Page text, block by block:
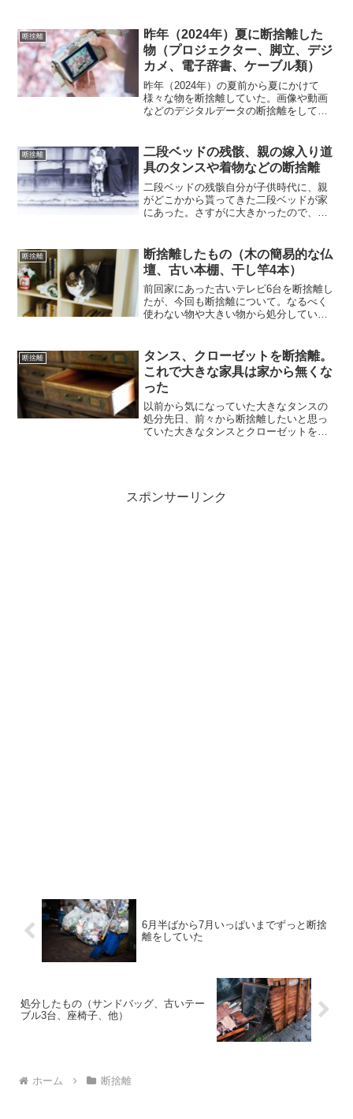
つれて不使用PCの存在感が大きくなって
いった。だいたい皆...
断捨離
昨年（2024年）夏に断捨離した
物（プロジェクター、脚立、デジ
カメ、電子辞書、ケーブル類）
昨年（2024年）の夏前から夏にかけて
様々な物を断捨離していた。画像や動画
などのデジタルデータの断捨離をしてい
処分したもの（サンドバッグ、古いテー
ブル3台、座椅子、他...
断捨離
二段ベッドの残骸、親の嫁入り道
具のタンスや着物などの断捨離
二段ベッドの残骸自分が子供時代に、親
がどこかから貰ってきた二段ベッドが家
にあった。さすがに大きかったので、車
来ていたため、折り畳めるノコギリを買
ってきて、バラした二段ベ...
断捨離
断捨離したもの（木の簡易的な仏
壇、古い本棚、干し竿4本）
前回家にあった古いテレビ6台を断捨離し
たが、今回も断捨離について。なるべく
使わない物や大きい物から処分してい
掛かった。仏壇と言っても仏具専門店に
売っているような観音開き...
断捨離
タンス、クローゼットを断捨離。
これで大きな家具は家から無くな
った
以前から気になっていた大きなタンスの
処分先日、前々から断捨離したいと思っ
ていた大きなタンスとクローゼットを処
スポンサーリンク
6月半ばから7月いっぱいまでずっと断捨
離をしていた
処分したもの（サンドバッグ、古いテー
ブル3台、座椅子、他）
ホーム 断捨離